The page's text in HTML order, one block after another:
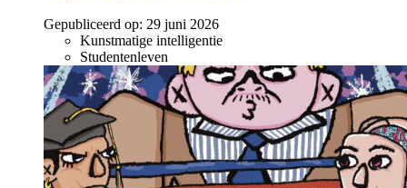
Gepubliceerd op: 29 juni 2026
Kunstmatige intelligentie
Studentenleven